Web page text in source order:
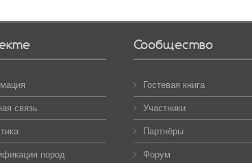
связь
пород
Сообщество
Гостевая книга
Участники
Партнёры
Форум